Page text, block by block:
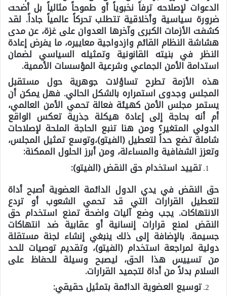
الدعوات لإصلاحه ترفاً نخبوياً أو طموحاً مثالياً بل أضحت
ضرورة سياسية وأخلاقية تتطلب تحركاً عالمياً جاداً. لقد
كشفت الأزمات الكبرى وآخرها العدوان على غزة، عن مدى
هشاشة النظام القائم وازدواجية معاييره، ما يفرض إعادة
النظر في بنيته القانونية وتمثيله السياسي لضمان
استدامة الأمن الجماعي وشرعية المؤسسات الأممية.
هذه الأزمة تطرح تساؤلات جوهرية حول مستقبل
المجلس وجدوى استمراره بالشكل الحالي. فهل يمكن أن
يستمر مجلس الأمن كهيئة فعالة تحمي الأمن العالمي،
أم أنه بحاجة إلى إعادة هيكلة جذرية تعكس الواقع
الدولي المتغير؟ ومن هنا تنبع الحاجة الملحة لإصلاحات
شاملة تضع حداً لتعطيل (الفيتو)،وتوسع تمثيل المجلس،
وتعزز الشفافية والمساءلة، ومن أبرز الحلول الممكنة:
تقييد استخدام حق النقض (الفيتو):
حق النقض في يدي الدول الدائمة العضوية أصبح أداة
لتعطيل القرارات التي قد تحمي الشعوب أو تردع
الانتهاكات. يجب وضع آليات واضحة تمنع استخدام حق
النقض لمنع قرارات إنسانية أو عقابية ضد انتهاكات
جسيمة. بالإضافة إلى ذلك ينبغي إنشاء لجنة مستقلة
دولية لمراجعة استخدام (الفيتو)، وتقديم توصيات للحد
من تسييس هذا الحق، ليصبح وسيلة للحفاظ على
السلام بدلاً من أداة لتجميد القرارات.
توسيع العضوية الدائمة بتمثيل حقيقي: